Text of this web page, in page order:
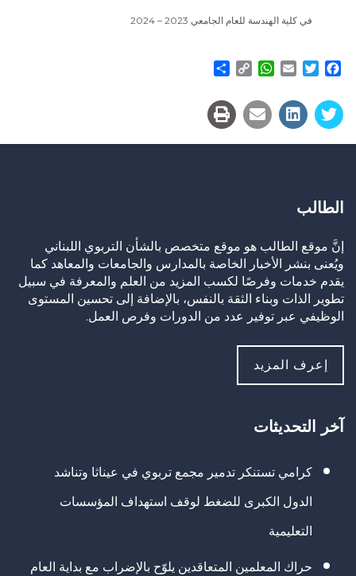
في كلية الهندسة للعام الجامعي 2023 – 2024
Facebook
Twitter
Email
WhatsApp
Copy
الطالب
إنَّ موقع الطالب هو موقع متخصص بالشأن التربوي اللبناني
ويُعنى بنشر الأخبار الخاصة بالمدارس والجامعات والمعاهد كما
يقدم خدمات وفرصًا لكسب المزيد من العلم والمعرفة في سبيل
تطوير الذات وبناء الثقة بالنفس، بالإضافة إلى تحسين المستوى
الوظيفي عبر توفير عدد من الدورات وفرص العمل.
إعرف المزيد
آخر التحديثات
كرامي تستنكر تدمير مجمع تربوي في عيناثا وتناشد
الدول الكبرى للضغط لوقف استهداف المؤسسات
التعليمية
حراك المعلمين المتعاقدين يلوّح بالإضراب مع بداية العام